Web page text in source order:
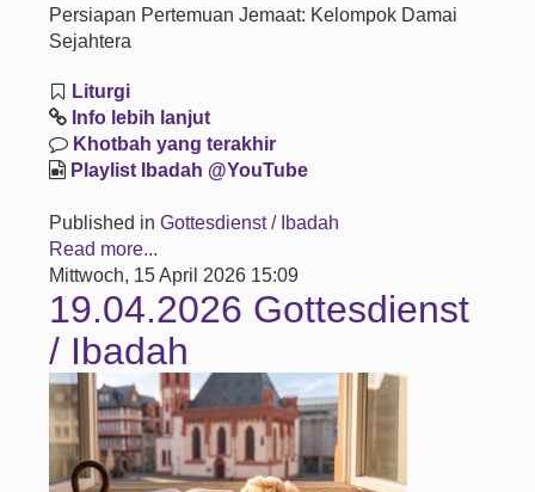
Persiapan Pertemuan Jemaat: Kelompok Damai
Sejahtera
Liturgi
Info lebih lanjut
Khotbah yang terakhir
Playlist Ibadah @YouTube
Published in Gottesdienst / Ibadah
Read more...
Mittwoch, 15 April 2026 15:09
19.04.2026 Gottesdienst
/ Ibadah